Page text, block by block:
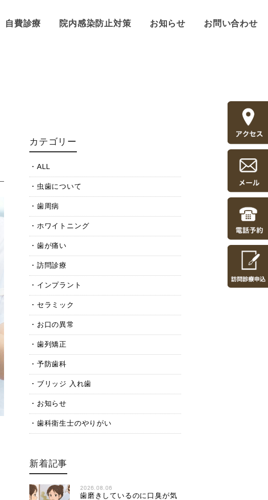
自費診療 院内感染防止対策 お知らせ お問い合わせ
カテゴリー
ALL
虫歯について
歯周病
ホワイトニング
歯が痛い
訪問診療
インプラント
セラミック
お口の異常
歯列矯正
予防歯科
ブリッジ 入れ歯
お知らせ
歯科衛生士のやりがい
新着記事
2026.08.06
歯磨きしているのに口臭が気